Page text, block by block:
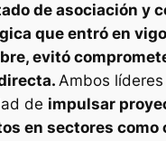
de asociación y
que entró en
evitó
Ambos
de impulsar
en sectores como